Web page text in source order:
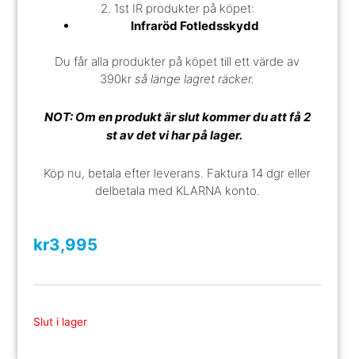
2. 1st IR produkter på köpet:
Infraröd Fotledsskydd
Du får alla produkter på köpet till ett värde av
390krså länge lagret räcker.
NOT: Om en produkt är slut kommer du att få 2
st av det vi har på lager.
Köp nu, betala efter leverans. Faktura 14 dgr eller
delbetala med KLARNA konto.
kr3,995
Slut i lager